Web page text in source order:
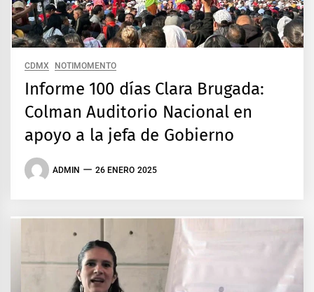
CDMX NOTIMOMENTO
Informe 100 días Clara Brugada:
Colman Auditorio Nacional en
apoyo a la jefa de Gobierno
ADMIN 26 ENERO 2025